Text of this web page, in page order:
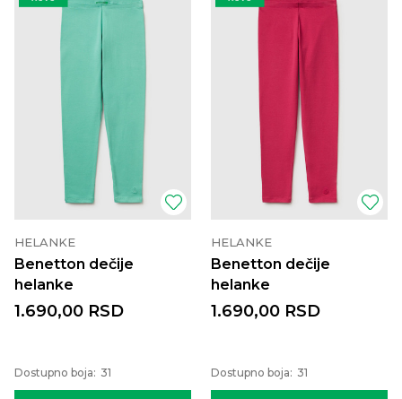
HELANKE
Benetton dečije
helanke
1.690,00 RSD
Dostupno boja: 31
HELANKE
Benetton dečije
helanke
1.690,00 RSD
Dostupno boja: 31